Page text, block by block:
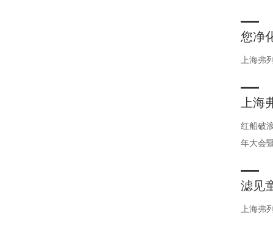
您净
上海弗
上
会
红船破
年大会
滤见
上海弗